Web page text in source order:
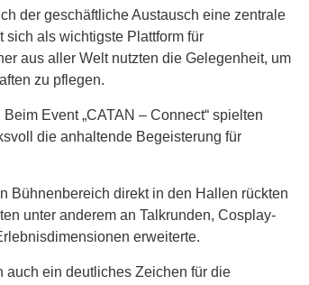
der geschäftliche Austausch eine zentrale
sich als wichtigste Plattform für
aus aller Welt nutzten die Gelegenheit, um
zu pflegen.
Event „CATAN – Connect“ spielten
die anhaltende Begeisterung für
Bühnenbereich direkt in den Hallen rückten
unter anderem an Talkrunden, Cosplay-
erweiterte.
auch ein deutliches Zeichen für die